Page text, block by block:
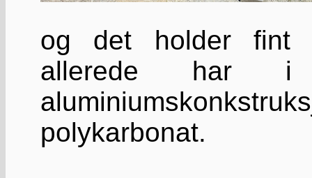
og det holder fint
allerede har i
polykarbonat.